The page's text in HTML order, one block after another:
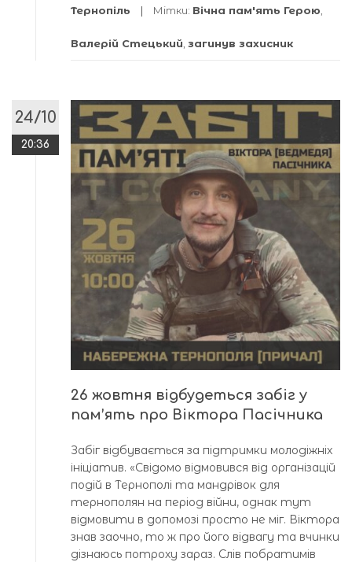
Тернопіль Мітки: Вічна пам'ять Герою
Валерій Стецький загинув захисник
24/10
20:36
26 жовтня відбудеться забіг у
пам’ять про Віктора Пасічника
Забіг відбувається за підтримки молодіжніх
ініціатив. «Свідомо відмовився від організацій
подій в Тернополі та мандрівок для
тернополян на період війни, однак тут
відмовити в допомозі просто не міг. Віктора
знав заочно, то ж про його відвагу та вчинки
дізнаюсь потроху зараз. Слів побратимів